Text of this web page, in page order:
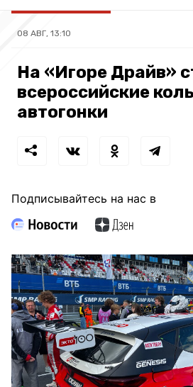
08 АВГ, 13:10
На «Игоре Драйв»
всероссийские
автогонки
Подписывайтесь на нас в